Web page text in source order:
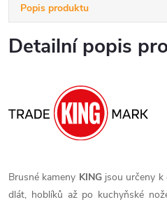
Popis produktu
Detailní popis
Brusné kameny KINGjsou určeny k
dlát, hoblíků až po kuchyňské